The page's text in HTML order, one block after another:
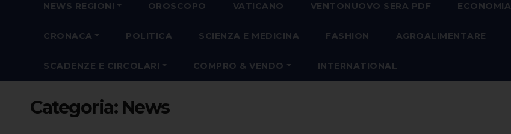
NEWS REGIONI OROSCOPO VATICANO VENTONUOVO SERA PDF ECONOMIA
CRONACA POLITICA SCIENZA E MEDICINA FASHION AGROALIMENTARE
SCADENZE E CIRCOLARI COMPRO & VENDO INTERNATIONAL
Categoria: News